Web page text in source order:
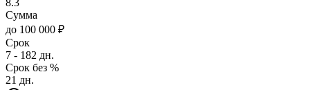
8.3
Сумма
до 100 000 ₽
Срок
7 - 182 дн.
Срок без %
21 дн.